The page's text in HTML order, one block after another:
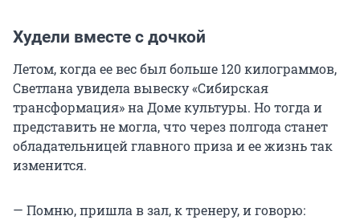
Худели вместе с дочкой
Летом, когда ее вес был больше 120 килограммов,
Светлана увидела вывеску «Сибирская
трансформация» на Доме культуры. Но тогда и
представить не могла, что через полгода станет
обладательницей главного приза и ее жизнь так
изменится.
— Помню, пришла в зал, к тренеру, и говорю: